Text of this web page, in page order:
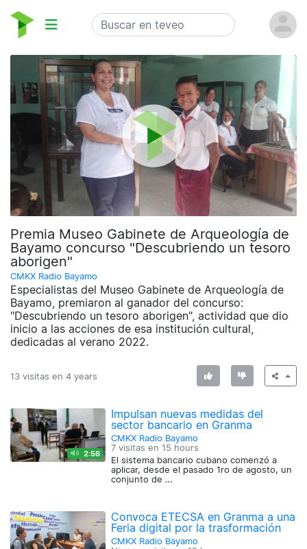
Premia Museo Gabinete de Arqueología de
Bayamo concurso "Descubriendo un tesoro
aborigen"
CMKX Radio Bayamo
Especialistas del Museo Gabinete de Arqueología de
Bayamo, premiaron al ganador del concurso:
"Descubriendo un tesoro aborigen", actividad que dio
inicio a las acciones de esa institución cultural,
dedicadas al verano 2022.
13 visitas en 4 years
2:56
Impulsan nuevas medidas del
sector bancario en Granma
CMKX Radio Bayamo
7 visitas en 15 hours
El sistema bancario cubano comenzó a
aplicar, desde el pasado 1ro de agosto, un
conjunto de …
Convoca ETECSA en Granma a una
Feria digital por la trasformación
CMKX Radio Bayamo